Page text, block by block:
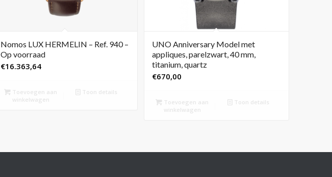
Nomos LUX HERMELIN – Ref. 940 –
Op voorraad
€16.363,64
Toevoegen aan
winkelwagen
Toon details
UNO Anniversary Model met
appliques, parelzwart, 40 mm,
titanium, quartz
€670,00
Toevoegen aan
winkelwagen
Toon details